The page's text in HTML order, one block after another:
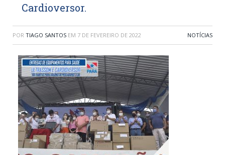
Cardioversor.
POR TIAGO SANTOS EM 7 DE FEVEREIRO DE 2022 NOTÍCIAS